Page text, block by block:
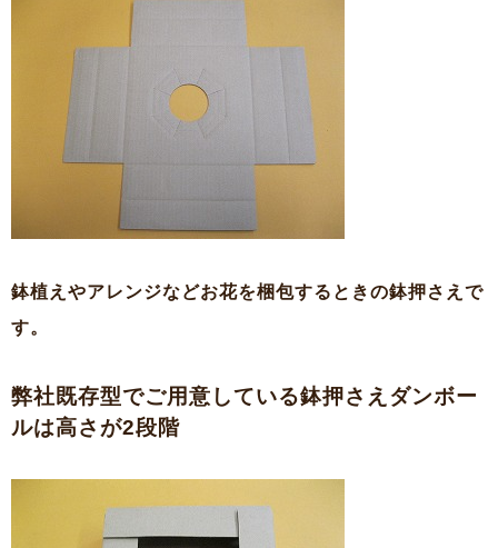
鉢植えやアレンジなどお花を梱包するときの鉢押さえで
す。
弊社既存型でご用意している鉢押さえダンボー
ルは高さが2段階